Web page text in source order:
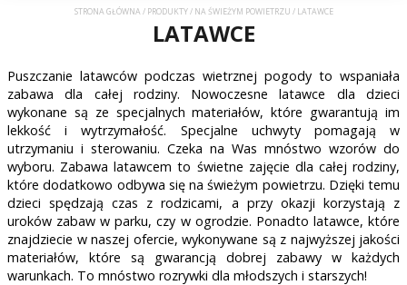
Wiek
dziecka:
Płeć dziecka:
Cena od:
Cena do:
STRONA GŁÓWNA/ PRODUKTY/ NA ŚWIEŻYM POWIETRZU / LATAWCE
LATAWCE
Puszczanie latawców podczas wietrznej pogody to wspaniała
zabawa dla całej rodziny. Nowoczesne latawce dla dzieci
wykonane są ze specjalnych materiałów, które gwarantują im
lekkość i wytrzymałość. Specjalne uchwyty pomagają w
utrzymaniu i sterowaniu. Czeka na Was mnóstwo wzorów do
wyboru. Zabawa latawcem to świetne zajęcie dla całej rodziny,
które dodatkowo odbywa się na świeżym powietrzu. Dzięki temu
dzieci spędzają czas z rodzicami, a przy okazji korzystają z
uroków zabaw w parku, czy w ogrodzie. Ponadto latawce, które
znajdziecie w naszej ofercie, wykonywane są z najwyższej jakości
materiałów, które są gwarancją dobrej zabawy w każdych
warunkach. To mnóstwo rozrywki dla młodszych i starszych!